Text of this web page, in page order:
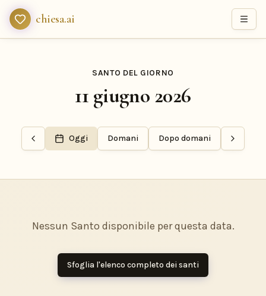
chiesa.ai
SANTO DEL GIORNO
11 giugno 2026
Oggi Domani Dopo domani
Nessun Santo disponibile per questa data.
Sfoglia l'elenco completo dei santi